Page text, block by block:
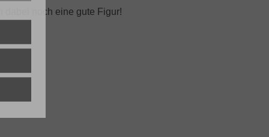
dabei noch eine gute Figur!